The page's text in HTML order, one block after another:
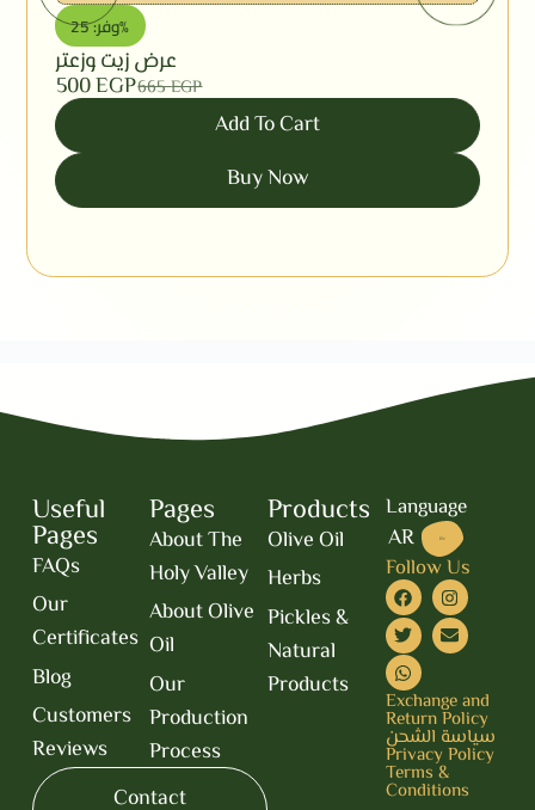
وفر: 25%
عرض زيت وزعتر
665EGP
500EGP
Add To Cart
Buy Now
Useful
Pages
FAQs
Our
Certificates
Blog
Customers
Reviews
Contact
Pages
About The
Holy Valley
About Olive
Oil
Our
Production
Process
Products
Olive Oil
Herbs
Pickles &
Natural
Products
Language
AR EN
Follow Us
Exchange and
Return Policy
سياسة الشحن
Privacy Policy
Terms &
Conditions